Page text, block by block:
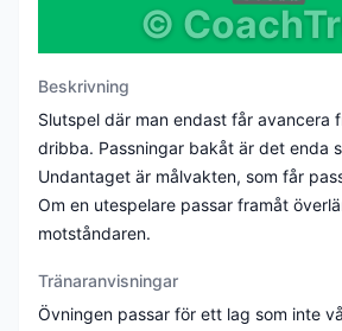
©
Beskrivning
Slutspel där man endast får avancera
dribba. Passningar bakåt är det enda
Undantaget är målvakten, som får
Om en utespelare passar framåt
motståndaren.
Tränaranvisningar
Övningen passar för ett lag som inte